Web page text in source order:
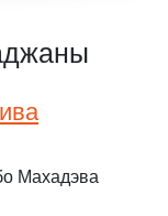
Махадэва